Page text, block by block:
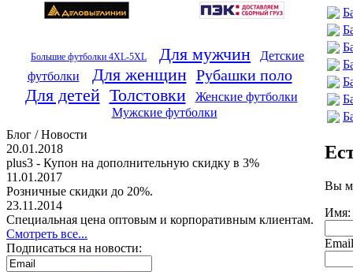
Большие футболки 4XL-5XL Для мужчин
Детские
футболки
Для женщин Рубашки поло
Для детей Толстовки
Женские футболки
Мужские футболки
Блог / Новости
20.01.2018
plus3 - Купон на дополнительную скидку в 3%
11.01.2017
Розничные скидки до 20%.
23.11.2014
Специальная цена оптовым и корпоративным клиентам.
Смотреть все...
Подписаться на новости:
Вы
Имя:
Email